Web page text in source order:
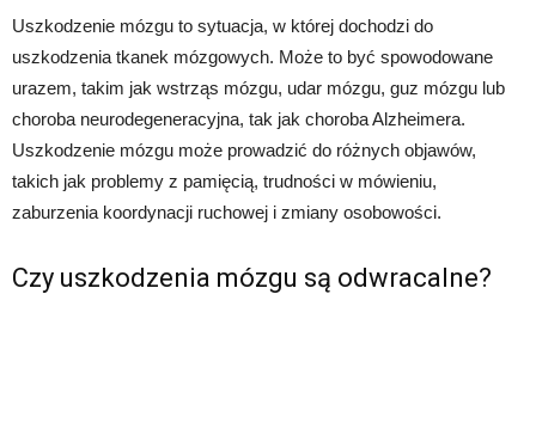
Uszkodzenie mózgu to sytuacja, w której dochodzi do
uszkodzenia tkanek mózgowych. Może to być spowodowane
urazem, takim jak wstrząs mózgu, udar mózgu, guz mózgu lub
choroba neurodegeneracyjna, tak jak choroba Alzheimera.
Uszkodzenie mózgu może prowadzić do różnych objawów,
takich jak problemy z pamięcią, trudności w mówieniu,
zaburzenia koordynacji ruchowej i zmiany osobowości.
Czy uszkodzenia mózgu są odwracalne?